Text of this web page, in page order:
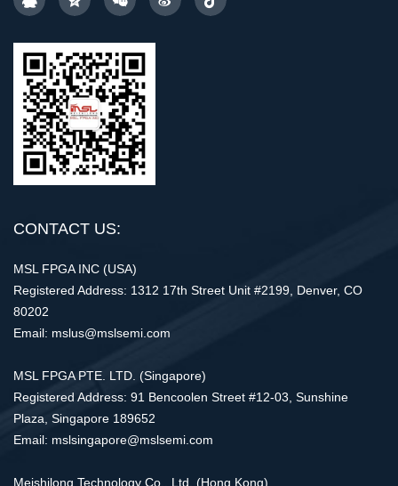
CONTACT US:
MSL FPGA INC (USA)
Registered Address: 1312 17th Street Unit #2199, Denver, CO
80202
Email: mslus@mslsemi.com
MSL FPGA PTE. LTD. (Singapore)
Registered Address: 91 Bencoolen Street #12-03, Sunshine
Plaza, Singapore 189652
Email: mslsingapore@mslsemi.com
Meishilong Technology Co., Ltd. (Hong Kong)